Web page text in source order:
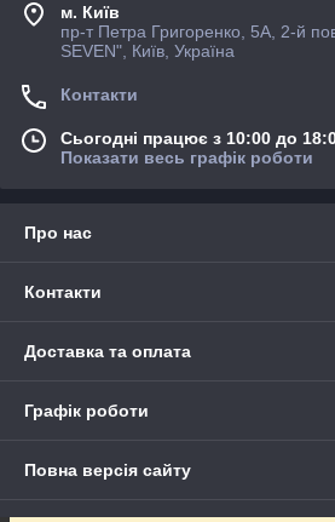
м. Київ
пр-т Петра Григоренко, 5А, 2-й
SEVEN", Київ, Україна
Контакти
Сьогодні працює з 10:00 до
Показати весь графік роботи
Про нас
Контакти
Доставка та оплата
Графік роботи
Повна версія сайту